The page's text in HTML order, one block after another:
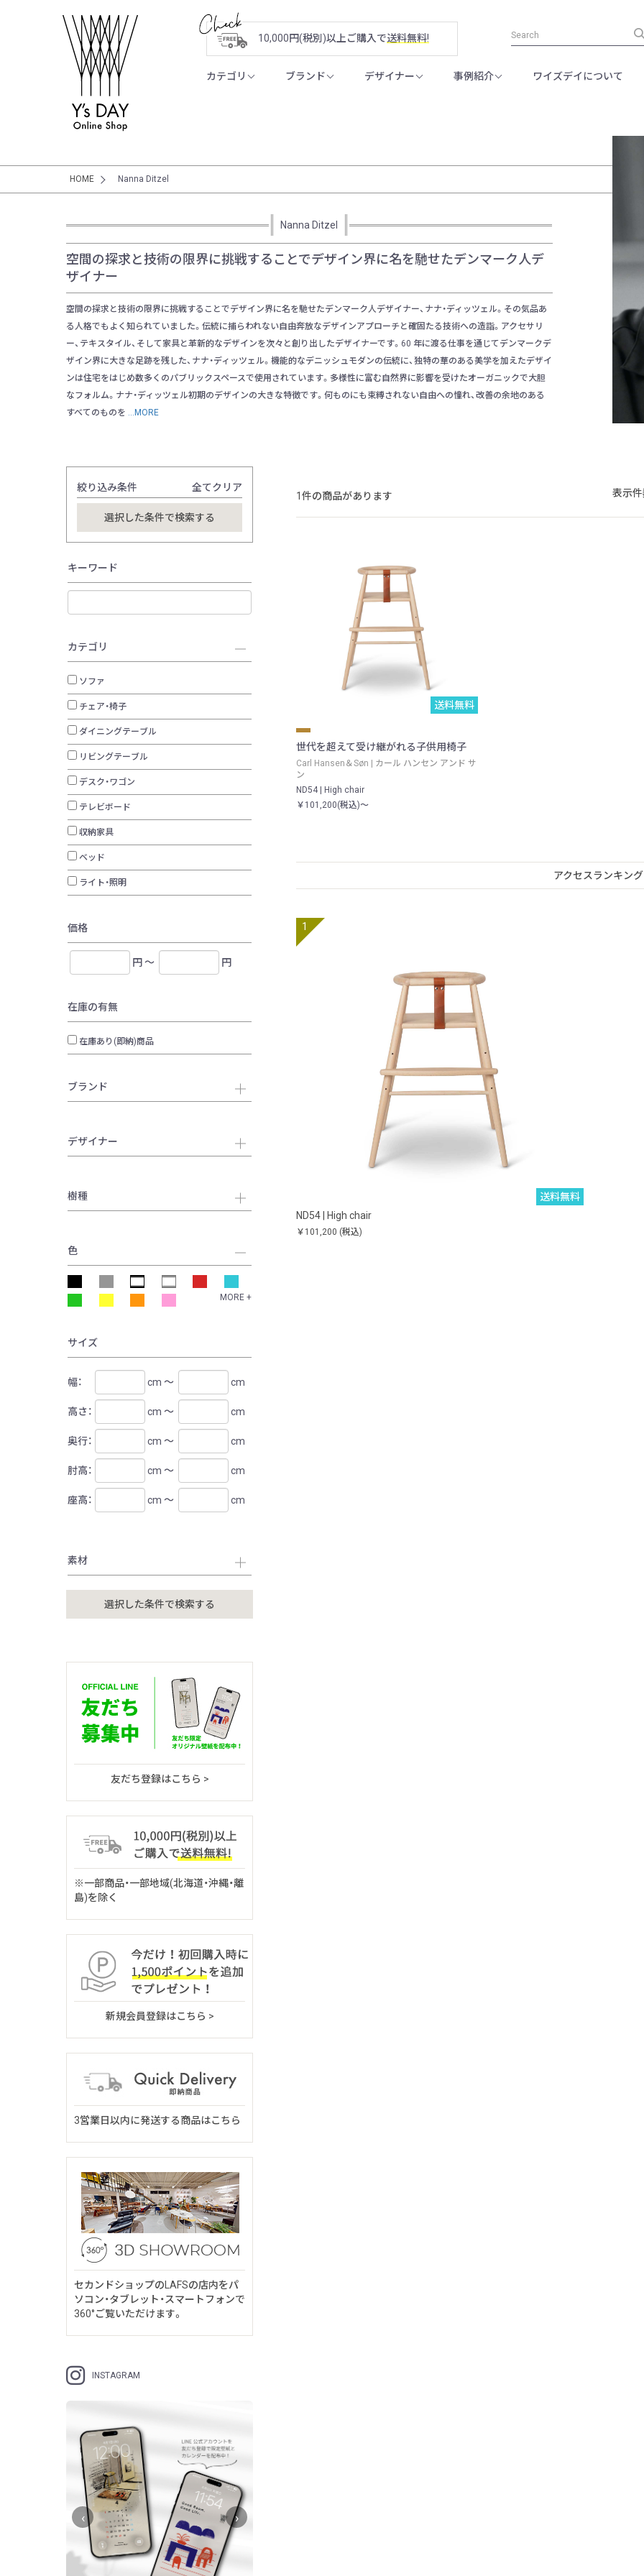
10,000円(税別)以上ご購入で送料無料!
カテゴリ ブランド デザイナー 事例紹介 ワイズデイについて
HOME Nanna Ditzel
Nanna Ditzel
空間の探求と技術の限界に挑戦することでデザイン界に名を馳せたデンマーク人デ
ザイナー
空間の探求と技術の限界に挑戦することでデザイン界に名を馳せたデンマーク人デザイナー、ナナ・ディッツェル。その気品あ
る人格でもよく知られていました。伝統に捕らわれない自由奔放なデザインアプローチと確固たる技術への造詣。アクセサリ
ー、テキスタイル、そして家具と革新的なデザインを次々と創り出したデザイナーです。60 年に渡る仕事を通じてデンマークデ
ザイン界に大きな足跡を残した、ナナ・ディッツェル。機能的なデニッシュモダンの伝統に、独特の華のある美学を加えたデザイ
ンは住宅をはじめ数多くのパブリックスペースで使用されています。多様性に富む自然界に影響を受けたオーガニックで大胆
なフォルム。ナナ・ディッツェル初期のデザインの大きな特徴です。何ものにも束縛されない自由への憧れ、改善の余地のある
すべてのものを ...MORE
絞り込み条件 全てクリア
キーワード
カテゴリ
ソファ
チェア・椅子
ダイニングテーブル
リビングテーブル
デスク・ワゴン
テレビボード
収納家具
ベッド
ライト・照明
価格
円 ～ 円
在庫の有無
在庫あり(即納)商品
ブランド
デザイナー
樹種
色
MORE +
サイズ
幅： cm ～ cm
高さ： cm ～ cm
奥行： cm ～ cm
肘高： cm ～ cm
座高： cm ～ cm
素材
友だち登録はこちら >
※一部商品・一部地域(北海道・沖縄・離
島)を除く
新規会員登録はこちら >
3営業日以内に発送する商品はこちら
セカンドショップのLAFSの店内をパ
ソコン・タブレット・スマートフォンで
360°ご覧いただけます。
INSTAGRAM
‹ ›
1件の商品があります 表示件
送料無料
世代を超えて受け継がれる子供用椅子
Carl Hansen＆Søn | カール ハンセン アンド サ
ン
ND54 | High chair
￥101,200(税込)～
アクセスランキング
送料無料
ND54 | High chair
￥101,200 (税込)